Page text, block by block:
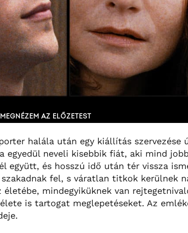
MEGNÉZEM AZ ELŐZETEST
halála után egy kiállítás szervezése
egyedül neveli kisebbik fiát, aki mind
együtt, és hosszú idő után tér vissza
fel, s váratlan titkok kerülnek
mindegyiküknek van
is tartogat meglepetéseket. Az